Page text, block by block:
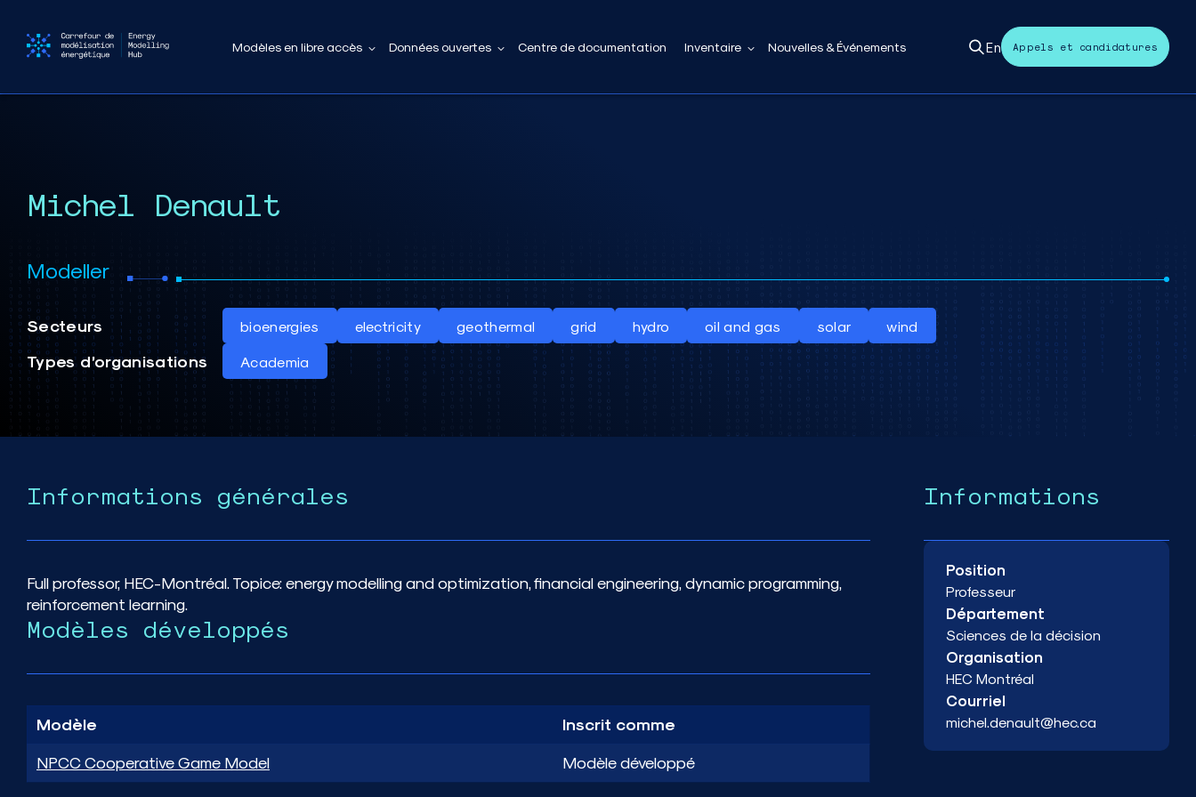
Modèles en libre accès Données ouvertes Centre de documentation Inventaire Nouvelles & Événements En Appels et candidatures
Michel Denault
Modeller
Secteurs bioenergies electricity geothermal grid hydro oil and gas solar wind
Types d’organisations Academia
Informations générales
Full professor, HEC-Montréal. Topice: energy modelling and optimization, financial engineering, dynamic programming,
reinforcement learning.
Modèles développés
Modèle Inscrit comme
NPCC Cooperative Game Model Modèle développé
Informations
Position
Professeur
Département
Sciences de la décision
Organisation
HEC Montréal
Courriel
michel.denault@hec.ca